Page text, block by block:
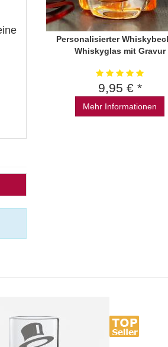
Personalisierter
Whiskyglas mit Gravur
9,95 € *
Mehr Informationen